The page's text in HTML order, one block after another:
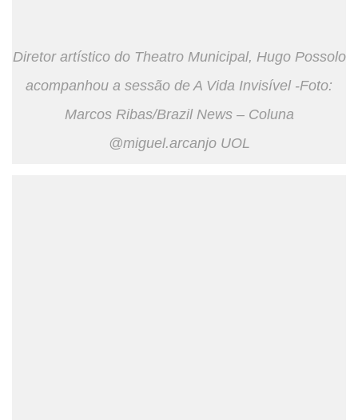
Diretor artístico do Theatro Municipal, Hugo Possolo
acompanhou a sessão de A Vida Invisível -Foto:
Marcos Ribas/Brazil News – Coluna
@miguel.arcanjo UOL